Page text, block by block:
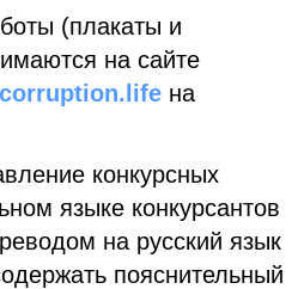
(плакаты и
на сайте
на
конкурсных
языке конкурсантов
на русский язык
пояснительный